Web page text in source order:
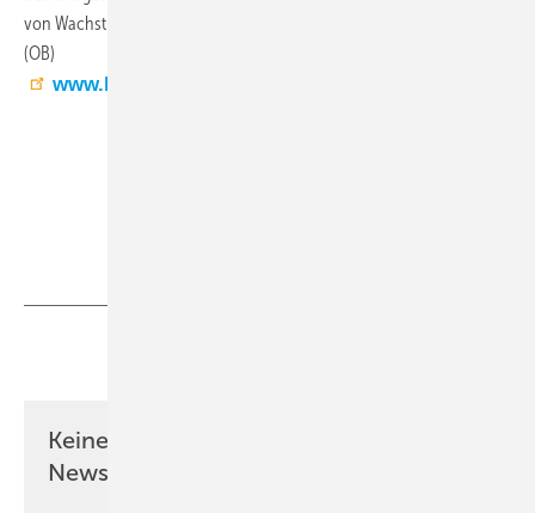
von Wachstum und Transformation zu führen.
(OB)
www.bdrthermea.de
Keine Zeit? Kein Problem mit dem KK
Newsletter!